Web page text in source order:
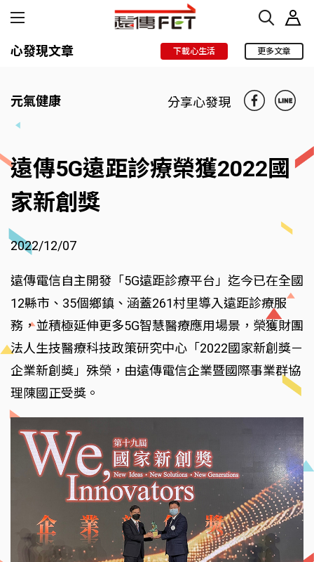
心發現文章 下載心生活 更多文章
元氣健康 分享心發現
遠傳5G遠距診療榮獲2022國
家新創獎
2022/12/07
遠傳電信自主開發「5G遠距診療平台」迄今已在全國
12縣市、35個鄉鎮、涵蓋261村里導入遠距診療服
務，並積極延伸更多5G智慧醫療應用場景，榮獲財團
法人生技醫療科技政策研究中心「2022國家新創獎－
企業新創獎」殊榮，由遠傳電信企業暨國際事業群協
理陳國正受獎。